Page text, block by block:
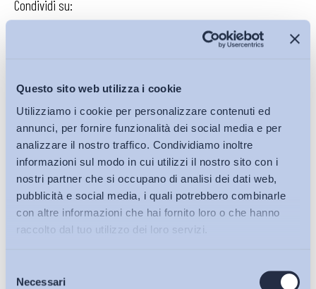
Questo sito web utilizza i cookie
Utilizziamo i cookie per personalizzare contenuti ed
annunci, per fornire funzionalità dei social media e per
analizzare il nostro traffico. Condividiamo inoltre
informazioni sul modo in cui utilizzi il nostro sito con i
nostri partner che si occupano di analisi dei dati web,
pubblicità e social media, i quali potrebbero combinarle
con altre informazioni che hai fornito loro o che hanno
raccolto dal tuo utilizzo dei loro servizi.
delNecessariBollettini ADAPT
Condividi su:
Iscriviti alla Newsletter